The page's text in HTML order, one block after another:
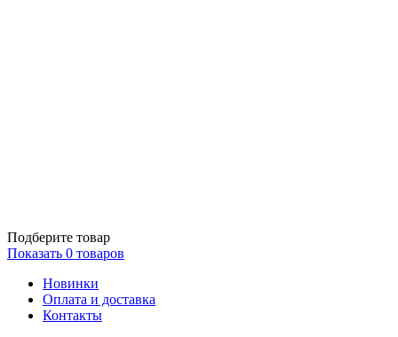
Подберите товар
Показать 0 товаров
Новинки
Оплата и доставка
Контакты